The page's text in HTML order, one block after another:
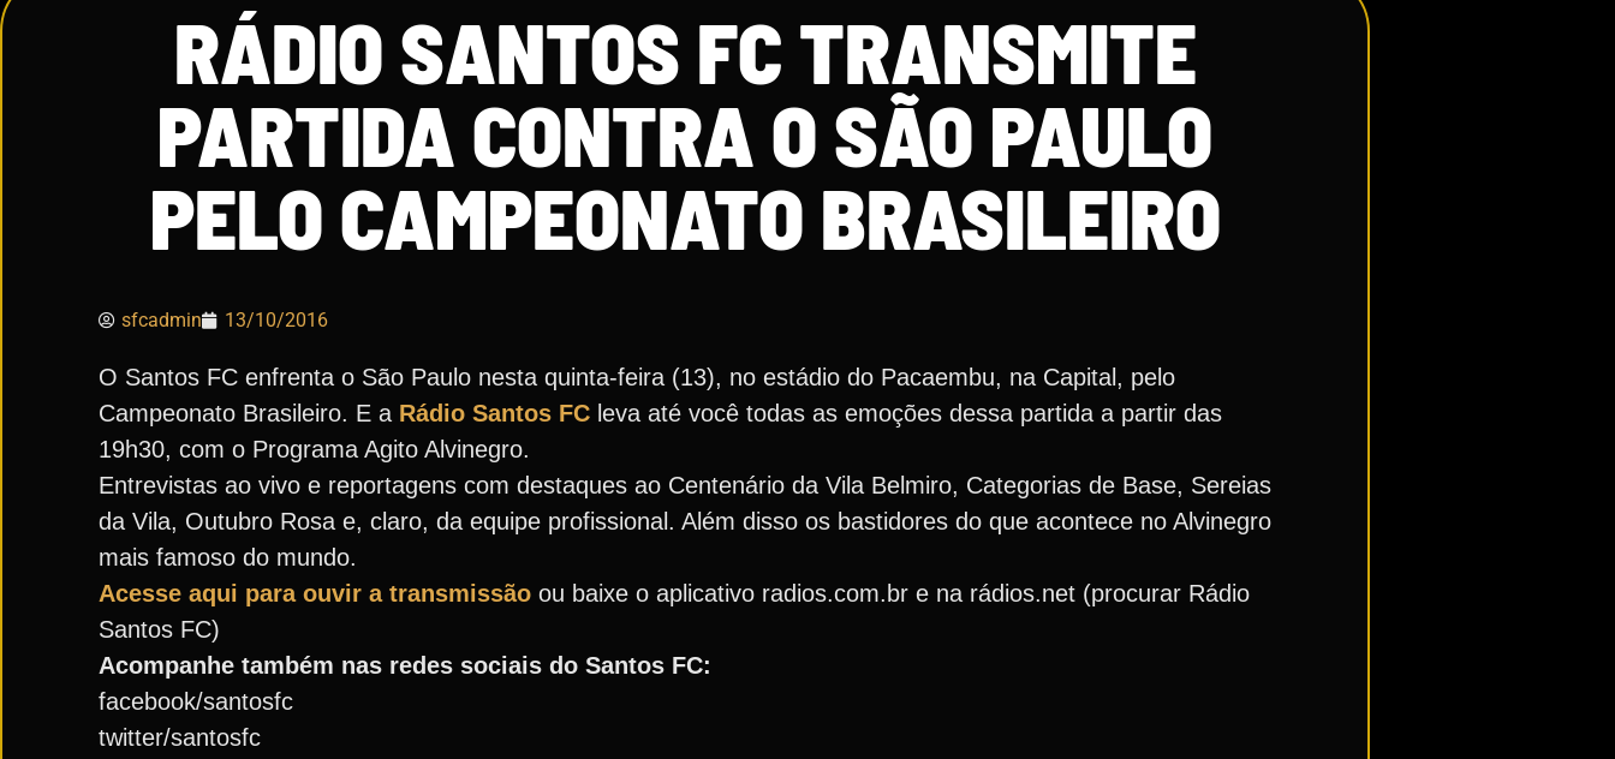
RÁDIO SANTOS FC TRANSMITE
PARTIDA CONTRA O SÃO PAULO
PELO CAMPEONATO BRASILEIRO
sfcadmin 13/10/2016
O Santos FC enfrenta o São Paulo nesta quinta-feira (13), no estádio do Pacaembu, na Capital, pelo
Campeonato Brasileiro. E a Rádio Santos FC leva até você todas as emoções dessa partida a partir das
19h30, com o Programa Agito Alvinegro.
Entrevistas ao vivo e reportagens com destaques ao Centenário da Vila Belmiro, Categorias de Base, Sereias
da Vila, Outubro Rosa e, claro, da equipe profissional. Além disso os bastidores do que acontece no Alvinegro
mais famoso do mundo.
Acesse aqui para ouvir a transmissão ou baixe o aplicativo radios.com.br e na rádios.net (procurar Rádio
Santos FC)
Acompanhe também nas redes sociais do Santos FC:
facebook/santosfc
twitter/santosfc